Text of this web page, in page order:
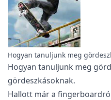
Hogyan tanuljunk meg
Hogyan tanuljunk meg
gördeszkásoknak.
Hallott már a